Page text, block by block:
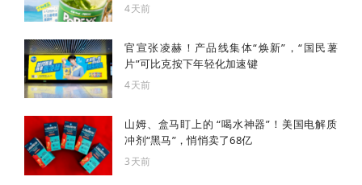
4天前
官宣张凌赫！产品线集体“焕新”，“国民薯
片”可比克按下年轻化加速键
4天前
山姆、盒马盯上的 “喝水神器”！美国电解质
冲剂“黑马”，悄悄卖了68亿
3天前